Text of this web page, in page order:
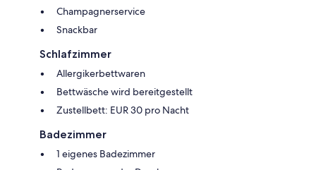
Champagnerservice
Snackbar
Schlafzimmer
Allergikerbettwaren
Bettwäsche wird bereitgestellt
Zustellbett: EUR 30 pro Nacht
Badezimmer
1 eigenes Badezimmer